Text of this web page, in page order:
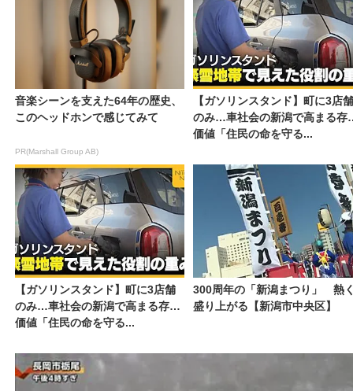
音楽シーンを支えた64年の歴史、
このヘッドホンで感じてみて
PR(Marshall Group AB)
【ガソリンスタンド】町に3店舗
のみ…車社会の新潟で高まる存
価値「住民の命を守る...
【ガソリンスタンド】町に3店舗
のみ…車社会の新潟で高まる存在
価値「住民の命を守る...
300周年の「新潟まつり」 熱
盛り上がる【新潟市中央区】